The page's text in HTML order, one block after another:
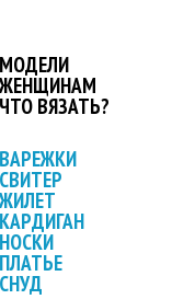
МОДЕЛИ
ЖЕНЩИНАМ
ЧТО ВЯЗАТЬ?
ВАРЕЖКИ
СВИТЕР
ЖИЛЕТ
КАРДИГАН
НОСКИ
ПЛАТЬЕ
СНУД